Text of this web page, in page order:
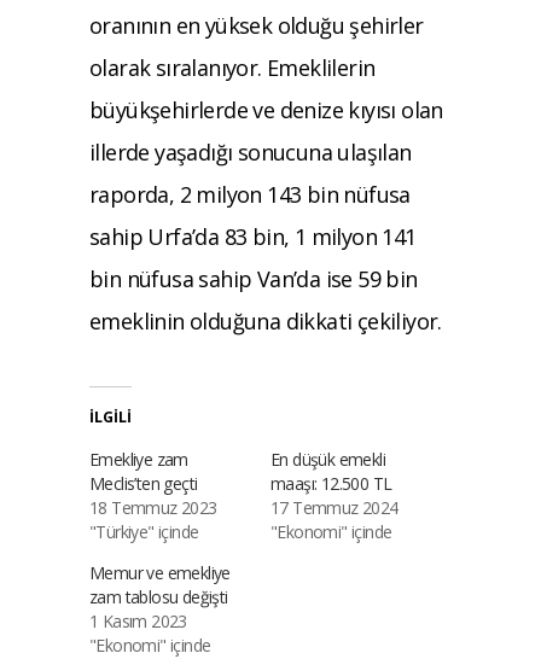
oranının en yüksek olduğu şehirler
olarak sıralanıyor. Emeklilerin
büyükşehirlerde ve denize kıyısı olan
illerde yaşadığı sonucuna ulaşılan
raporda, 2 milyon 143 bin nüfusa
sahip Urfa’da 83 bin, 1 milyon 141
bin nüfusa sahip Van’da ise 59 bin
emeklinin olduğuna dikkati çekiliyor.
İLGILI
Emekliye zam
Meclis’ten geçti
18 Temmuz 2023
"Türkiye" içinde
En düşük emekli
maaşı: 12.500 TL
17 Temmuz 2024
"Ekonomi" içinde
Memur ve emekliye
zam tablosu değişti
1 Kasım 2023
"Ekonomi" içinde